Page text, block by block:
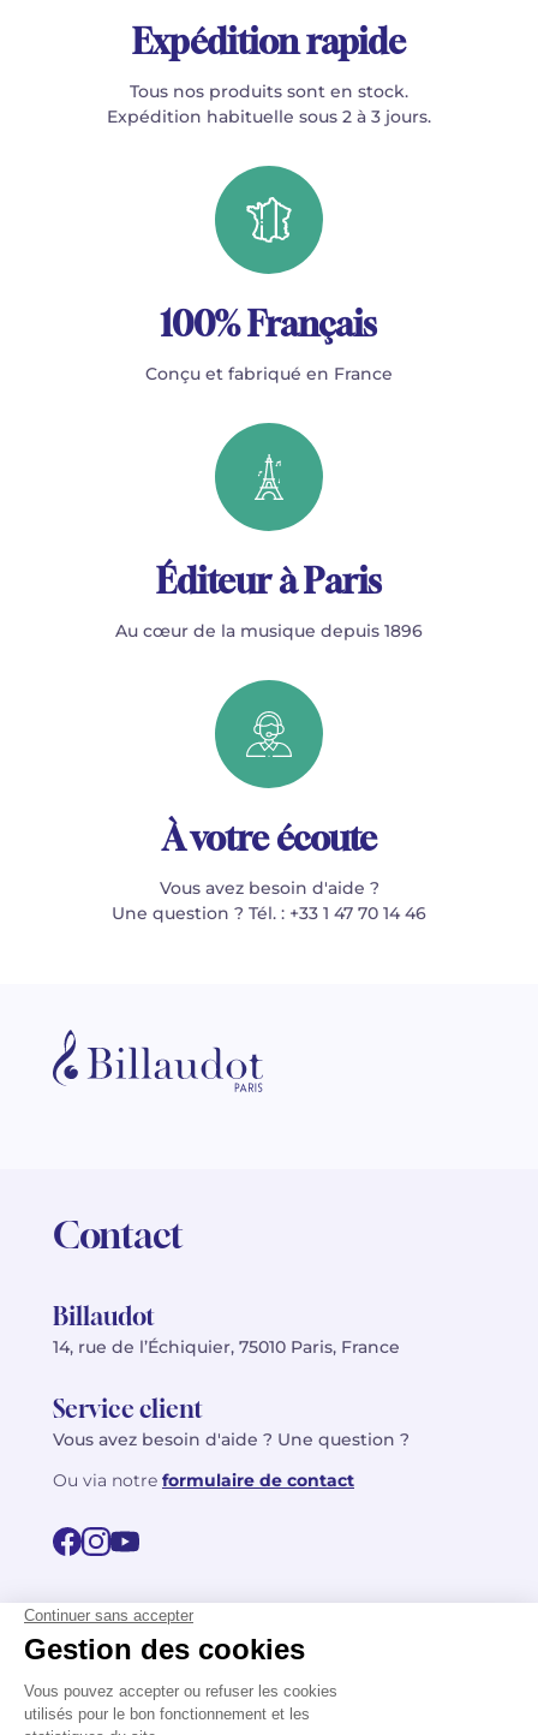
Expédition rapide
Tous nos produits sont en stock.
Expédition habituelle sous 2 à 3 jours.
100% Français
Conçu et fabriqué en France
Éditeur à Paris
Au cœur de la musique depuis 1896
À votre écoute
Vous avez besoin d'aide ?
Une question ? Tél. : +33 1 47 70 14 46
Contact
Billaudot
14, rue de l’Échiquier, 75010 Paris, France
Service client
Vous avez besoin d'aide ? Une question ?
Ou via notre formulaire de contact
FR
EN
Politique de confidentialité
© 2026 Billaudot Paris. Tous droits réservés